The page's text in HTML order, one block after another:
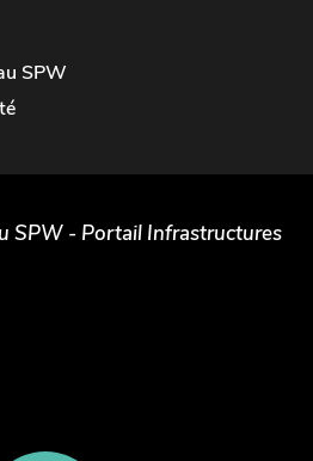
SPW
SPW - Portail Infrastructures